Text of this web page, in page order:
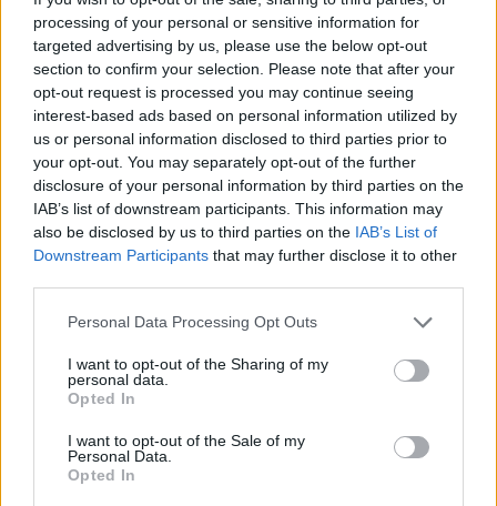
processing of your personal or sensitive information for
targeted advertising by us, please use the below opt-out
section to confirm your selection. Please note that after your
opt-out request is processed you may continue seeing
interest-based ads based on personal information utilized by
us or personal information disclosed to third parties prior to
your opt-out. You may separately opt-out of the further
disclosure of your personal information by third parties on the
IAB’s list of downstream participants. This information may
also be disclosed by us to third parties on the IAB’s List of
Downstream Participants that may further disclose it to other
Personal Data Processing Opt Outs
I want to opt-out of the Sharing of my
personal data.
Opted In
I want to opt-out of the Sale of my
Personal Data.
Opted In
Daugiau nuotraukų (14)
Antrojo „Verslo geno“ apdovanojimų vakaras.
D.Umbraso nuotr.
15 metų emigracijoje praleidęs, o dabar
Kėdainių centre ūkininkų parduotuvę
„Ragauk“ turintis verslininkas Rimantas
užsienio verslo ėmėsi gimtinėje.
Pernai metų atradimas – klaipėdietis, kanojų
statytojas, „Wet Weim“ įmonės įkūrėjas Janis